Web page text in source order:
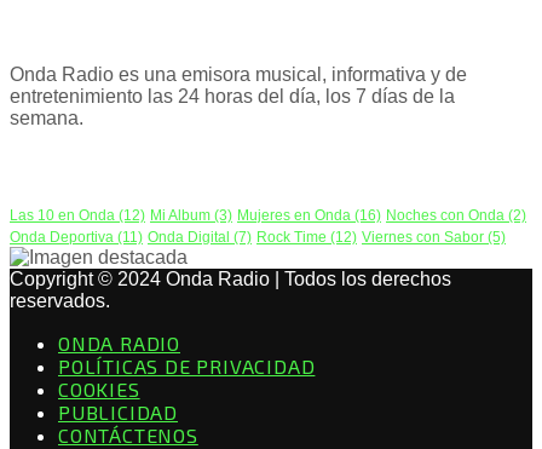
Onda Radio es una emisora musical, informativa y de
entretenimiento las 24 horas del día, los 7 días de la
semana.
Las 10 en Onda (12) Mi Album (3) Mujeres en Onda (16) Noches con Onda (2)
Onda Deportiva (11) Onda Digital (7) Rock Time (12) Viernes con Sabor (5)
Copyright © 2024 Onda Radio | Todos los derechos
reservados.
ONDA RADIO
POLÍTICAS DE PRIVACIDAD
COOKIES
PUBLICIDAD
CONTÁCTENOS